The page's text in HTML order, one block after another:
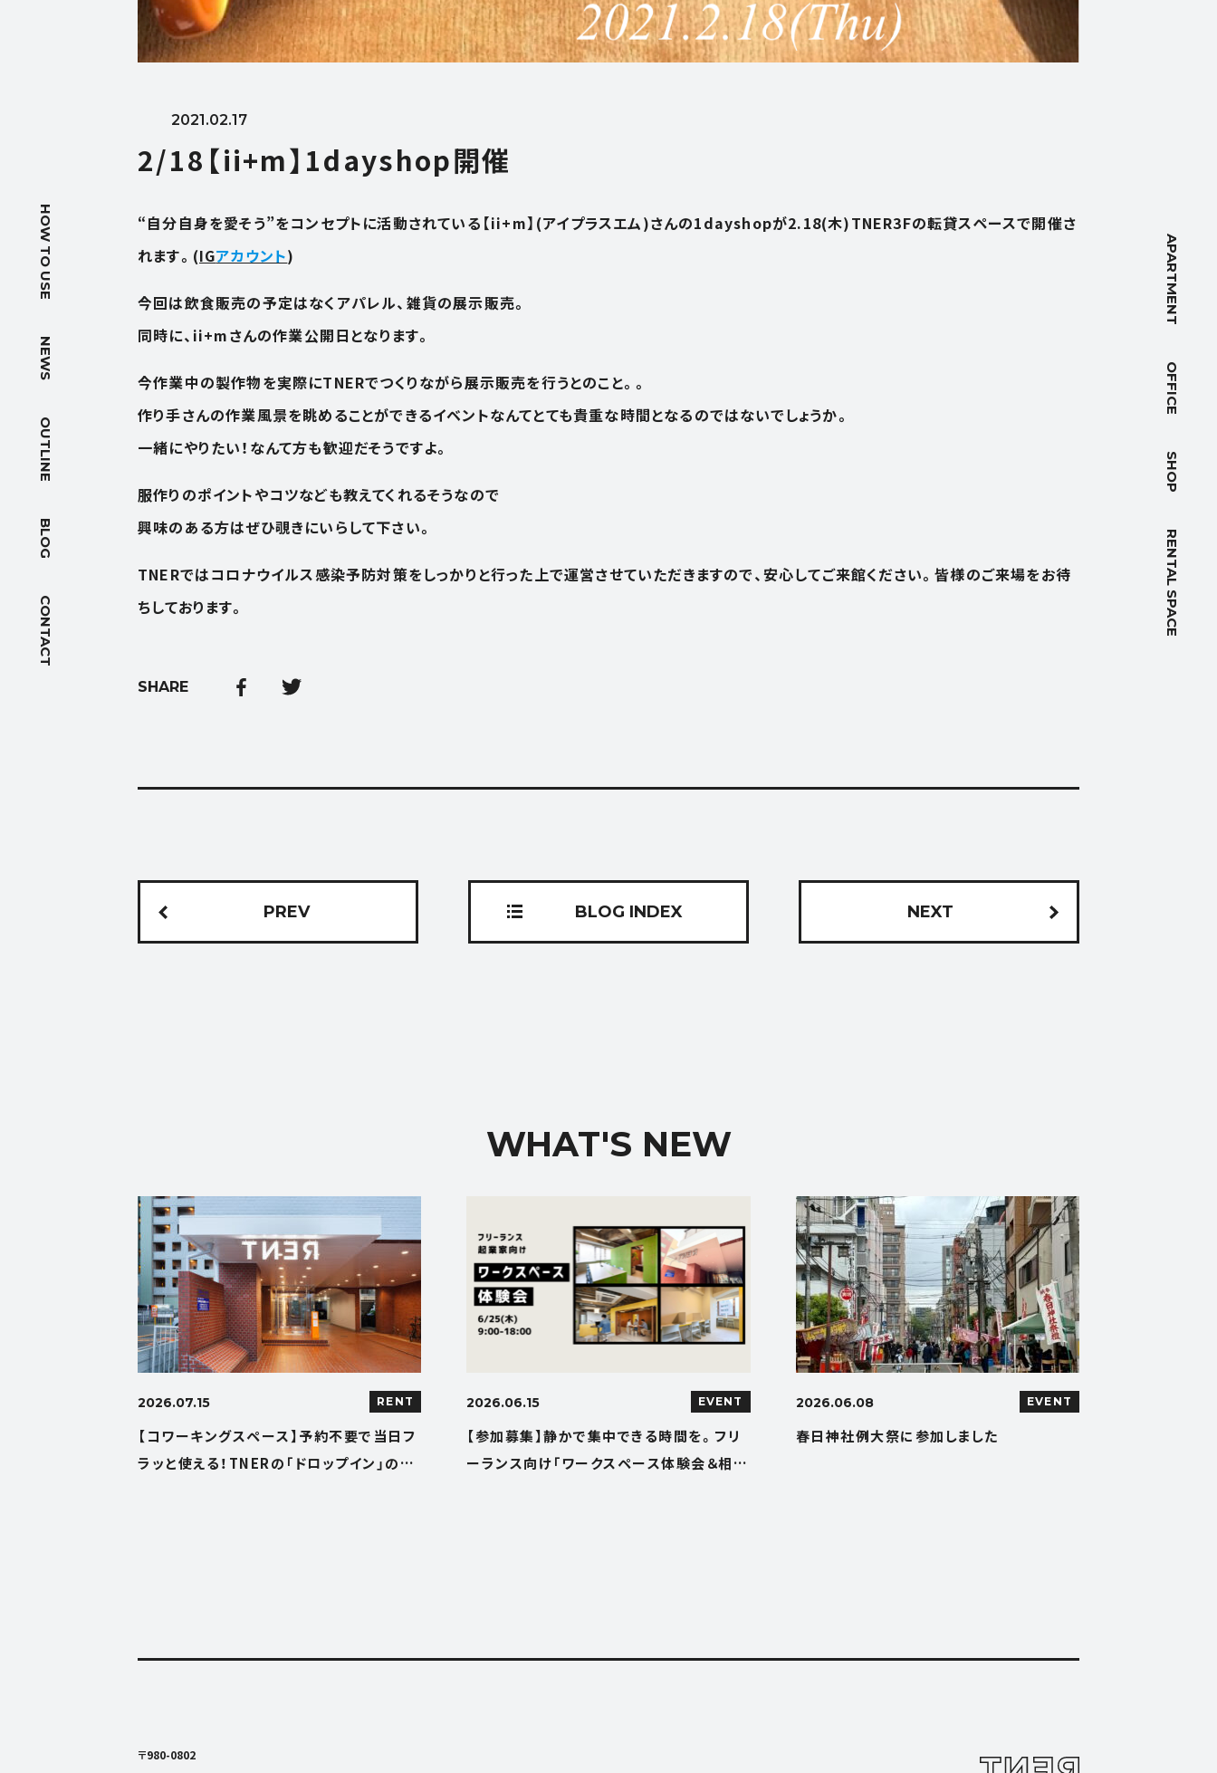
HOW TO USE
NEWS
OUTLINE
BLOG
CONTACT
APARTMENT
OFFICE
SHOP
RENTAL SPACE
HOW TO USE
使い方
NEWS
ニュース
OUTLINE
会社概要
BLOG
ブログ
ACCESS
アクセス
APARTMENT
SHOP
ショップ
お問い合わせ
2021.02.17
2/18【ii+m】1dayshop開催
“自分自身を愛そう”をコンセプトに活動されている【ii+m】(アイプラスエム)さんの1dayshopが2.18(木)TNER3Fの転貸スペースで開催さ
れます。(IGアカウント)
今回は飲食販売の予定はなくアパレル、雑貨の展示販売。
同時に、ii+mさんの作業公開日となります。
今作業中の製作物を実際にTNERでつくりながら展示販売を行うとのこと。。
作り手さんの作業風景を眺めることができるイベントなんてとても貴重な時間となるのではないでしょうか。
一緒にやりたい！なんて方も歓迎だそうですよ。
服作りのポイントやコツなども教えてくれるそうなので
興味のある方はぜひ覗きにいらして下さい。
TNERではコロナウイルス感染予防対策をしっかりと行った上で運営させていただきますので、安心してご来館ください。皆様のご来場をお待
ちしております。
SHARE
PREV BLOG INDEX NEXT
WHAT'S NEW
2026.07.15 RENT
【コワーキングスペース】予約不要で当日フ
ラッと使える！TNERの「ドロップイン」の使
2026.06.15 EVENT
【参加募集】静かで集中できる時間を。フリ
ーランス向け「ワークスペース体験会＆相談
2026.06.08 EVENT
春日神社例大祭に参加しました
〒980-0802